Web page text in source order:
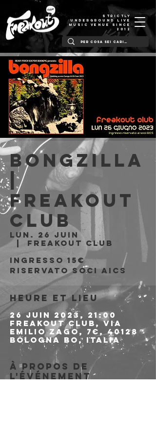
STRICTLY
UNDERGROUND LIVE
MUSIC VENUE SINCE
2012
Bongzilla
|
Freakout
Club
lun. 26 juin
  |
Freakout Club
Ingresso 15€
riservato soci AICS
Heure et lieu
26 juin 2023, 21:00
Freakout Club, Via
Emilio Zago, 7c, 40128
Bologna BO, Italia
À propos de
l'événement